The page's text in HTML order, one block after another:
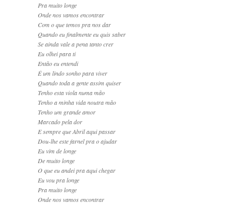
Pra muito longe
Onde nos vamos encontrar
Com o que temos pra nos dar
Quando eu finalmente eu quis saber
Se ainda vale a pena tanto crer
Eu olhei para ti
Então eu entendi
É um lindo sonho para viver
Quando toda a gente assim quiser
Tenho esta viola numa mão
Tenho a minha vida noutra mão
Tenho um grande amor
Marcado pela dor
E sempre que Abril aqui passar
Dou-lhe este farnel pra o ajudar
Eu vim de longe
De muito longe
O que eu andei pra aqui chegar
Eu vou pra longe
Pra muito longe
Onde nos vamos encontrar